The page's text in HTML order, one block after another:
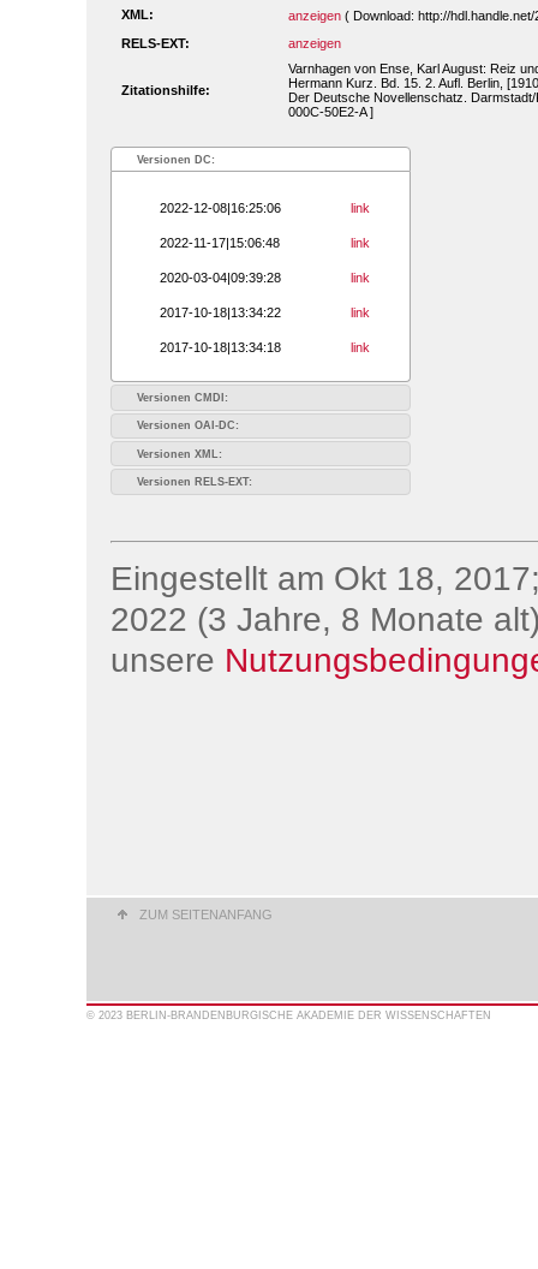
XML:
anzeigen ( Download: http://
RELS-EXT:
anzeigen
Zitationshilfe:
Varnhagen von Ense, Karl August: Reiz
Hermann Kurz. Bd. 15. 2. Aufl. Berlin,
Der Deutsche Novellenschatz.
000C-50E2-A ]
Versionen DC:
2022-12-08|16:25:06 link
2022-11-17|15:06:48 link
2020-03-04|09:39:28 link
2017-10-18|13:34:22 link
2017-10-18|13:34:18 link
Versionen CMDI:
Versionen OAI-DC:
Versionen XML:
Versionen RELS-EXT:
Eingestellt am Okt 18,
2022 (3 Jahre, 8 Monate
unsere
ZUM SEITENANFANG
© 2023 BERLIN-BRANDENBURGISCHE AKADEMIE DER WISSENSCHAFTEN